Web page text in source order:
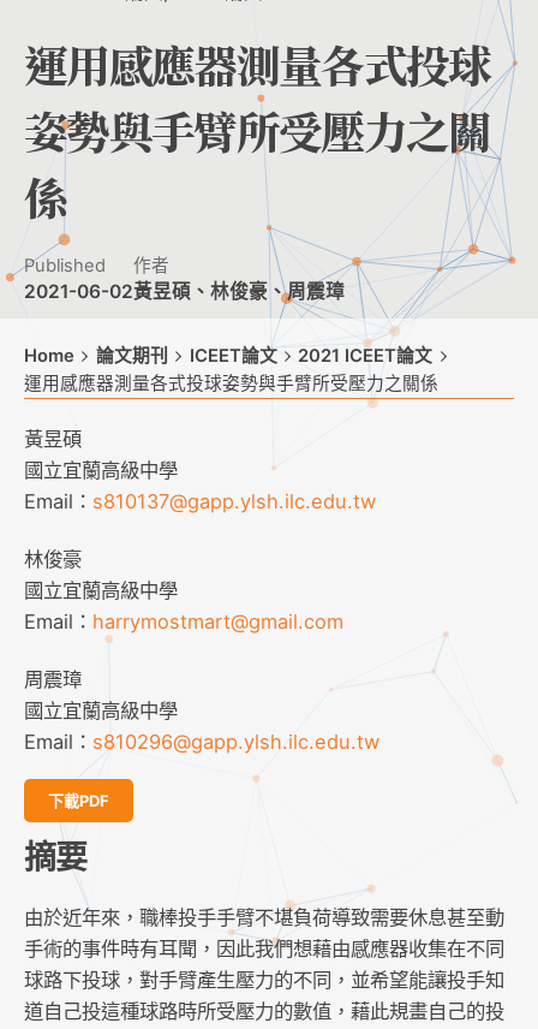
運用感應器測量各式投球
姿勢與手臂所受壓力之關
係
Published
2021-06-02
作者
黃昱碩、林俊豪、周震璋
Home 論文期刊 ICEET論文
2021 ICEET論文
運用感應器測量各式投球姿勢與手臂所受壓力之關係
黃昱碩
國立宜蘭高級中學
Email： s810137@gapp.ylsh.ilc.edu.tw
林俊豪
國立宜蘭高級中學
Email： harrymostmart@gmail.com
周震璋
國立宜蘭高級中學
Email： s810296@gapp.ylsh.ilc.edu.tw
下載PDF
摘要
由於近年來，職棒投手手臂不堪負荷導致需要休息甚至動
手術的事件時有耳聞，因此我們想藉由感應器收集在不同
球路下投球，對手臂產生壓力的不同，並希望能讓投手知
道自己投這種球路時所受壓力的數值，藉此規畫自己的投